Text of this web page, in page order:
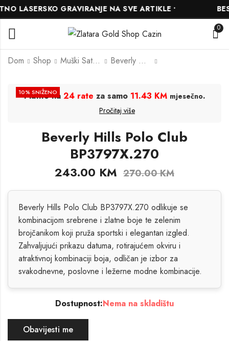
LASERSKO GRAVIRANJE NA SVE ARTIKLE •
0
Dom Shop Muški Satovi Beverly Hills Polo Club
Beverly Hills Polo
Club BP3127X.300
250.00 KM
Beverly Hills Polo
Club BP3801X.120
240.00 KM
10% SNIŽENO
Platite na 24 rate za samo 11.43 KM mjesečno.
Pročitaj više
Beverly Hills Polo Club
BP3797X.270
243.00 KM 270.00KM
Beverly Hills Polo Club BP3797X.270 odlikuje se
kombinacijom srebrene i zlatne boje te zelenim
brojčanikom koji pruža sportski i elegantan izgled.
Zahvaljujući prikazu datuma, rotirajućem okviru i
atraktivnoj kombinaciji boja, odličan je izbor za
svakodnevne, poslovne i ležerne modne kombinacije.
Dostupnost:Nema na skladištu
Obavijesti me